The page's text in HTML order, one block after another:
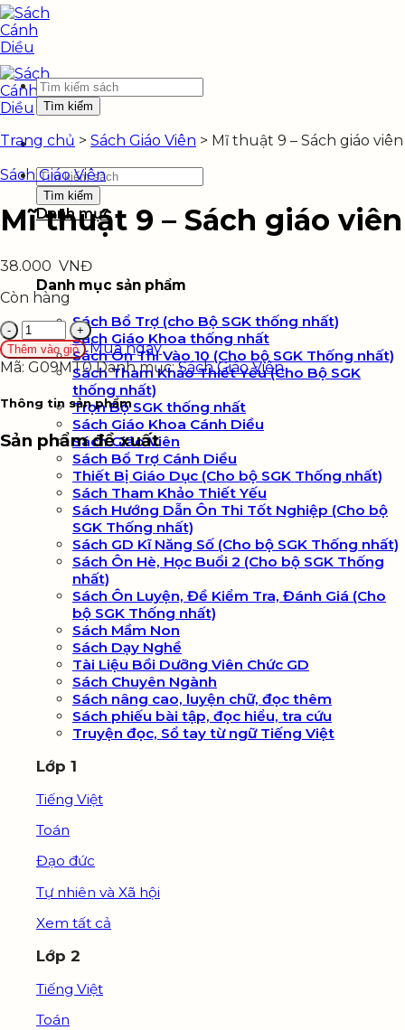
Skip
to
content
Tìm
kiếm:
Danh mục
Danh mục sản phẩm
Sách Bổ Trợ (cho Bộ SGK thống nhất)
Sách Giáo Khoa thống nhất
Sách Ôn Thi Vào 10 (Cho bộ SGK Thống nhất)
Sách Tham Khảo Thiết Yếu (Cho Bộ SGK
thống nhất)
Trọn Bộ SGK thống nhất
Sách Giáo Khoa Cánh Diều
Sách Giáo Viên
Sách Bổ Trợ Cánh Diều
Thiết Bị Giáo Dục (Cho bộ SGK Thống nhất)
Sách Tham Khảo Thiết Yếu
Sách Hướng Dẫn Ôn Thi Tốt Nghiệp (Cho bộ
SGK Thống nhất)
Sách GD Kĩ Năng Số (Cho bộ SGK Thống nhất)
Sách Ôn Hè, Học Buổi 2 (Cho bộ SGK Thống
nhất)
Sách Ôn Luyện, Đề Kiểm Tra, Đánh Giá (Cho
bộ SGK Thống nhất)
Sách Mầm Non
Sách Dạy Nghề
Tài Liệu Bồi Dưỡng Viên Chức GD
Sách Chuyên Ngành
Sách nâng cao, luyện chữ, đọc thêm
Sách phiếu bài tập, đọc hiểu, tra cứu
Truyện đọc, Sổ tay từ ngữ Tiếng Việt
Lớp 1
Tiếng Việt
Toán
Đạo đức
Tự nhiên và Xã hội
Xem tất cả
Lớp 2
Tiếng Việt
Toán
Tìm
kiếm:
Trang chủ > Sách Giáo Viên > Mĩ thuật 9 – Sách giáo viên
Sách Giáo Viên
Mĩ thuật 9 – Sách giáo viên
38.000 VNĐ
Còn hàng
Mĩ
thuật
9
Sách
giáo
viên
số
lượng
Thêm vào giỏ
Mua ngay
Mã: G09MT0 Danh mục:Sách Giáo Viên
Thông tin sản phẩm
Sản phẩm đề xuất